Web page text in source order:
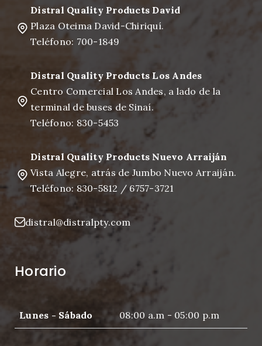
Distral Quality Products David
Plaza Oteima David-Chiriquí.
Teléfono: 700-1849
Distral Quality Products Los Andes
Centro Comercial Los Andes, a lado de la
terminal de buses de Sinaí.
Teléfono: 830-5453
Distral Quality Products Nuevo Arraiján
Vista Alegre, atrás de Jumbo Nuevo Arraiján.
Teléfono: 830-5812 / 6757-3721
distral@distralpty.com
Horario
Lunes - Sábado 08:00 a.m - 05:00 p.m